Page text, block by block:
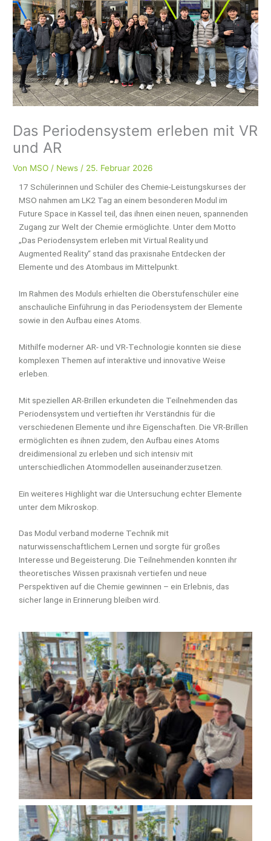
Das Periodensystem erleben mit VR
und AR
Von MSO / News / 25. Februar 2026
17 Schülerinnen und Schüler des Chemie-Leistungskurses der
MSO nahmen am LK2 Tag an einem besonderen Modul im
Future Space in Kassel teil, das ihnen einen neuen, spannenden
Zugang zur Welt der Chemie ermöglichte. Unter dem Motto
„Das Periodensystem erleben mit Virtual Reality und
Augmented Reality“ stand das praxisnahe Entdecken der
Elemente und des Atombaus im Mittelpunkt.
Im Rahmen des Moduls erhielten die Oberstufenschüler eine
anschauliche Einführung in das Periodensystem der Elemente
sowie in den Aufbau eines Atoms.
Mithilfe moderner AR- und VR-Technologie konnten sie diese
komplexen Themen auf interaktive und innovative Weise
erleben.
Mit speziellen AR-Brillen erkundeten die Teilnehmenden das
Periodensystem und vertieften ihr Verständnis für die
verschiedenen Elemente und ihre Eigenschaften. Die VR-Brillen
ermöglichten es ihnen zudem, den Aufbau eines Atoms
dreidimensional zu erleben und sich intensiv mit
unterschiedlichen Atommodellen auseinanderzusetzen.
Ein weiteres Highlight war die Untersuchung echter Elemente
unter dem Mikroskop.
Das Modul verband moderne Technik mit
naturwissenschaftlichem Lernen und sorgte für großes
Interesse und Begeisterung. Die Teilnehmenden konnten ihr
theoretisches Wissen praxisnah vertiefen und neue
Perspektiven auf die Chemie gewinnen – ein Erlebnis, das
sicher lange in Erinnerung bleiben wird.